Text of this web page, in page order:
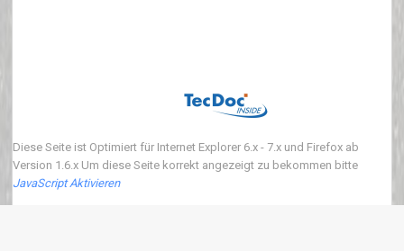
Diese Seite ist Optimiert für Internet Explorer 6.x - 7.x und Firefox ab
Version 1.6.x Um diese Seite korrekt angezeigt zu bekommen bitte
JavaScript Aktivieren